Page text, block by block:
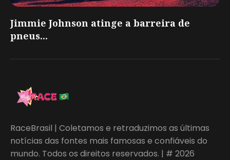
Jimmie Johnson atinge a barreira de
pneus...
RaceBrasil | Coletamos e retraduzimos as últimas
notícias das fontes mais famosas e confiáveis do
mundo. Todos os direitos reservados. | # 2026